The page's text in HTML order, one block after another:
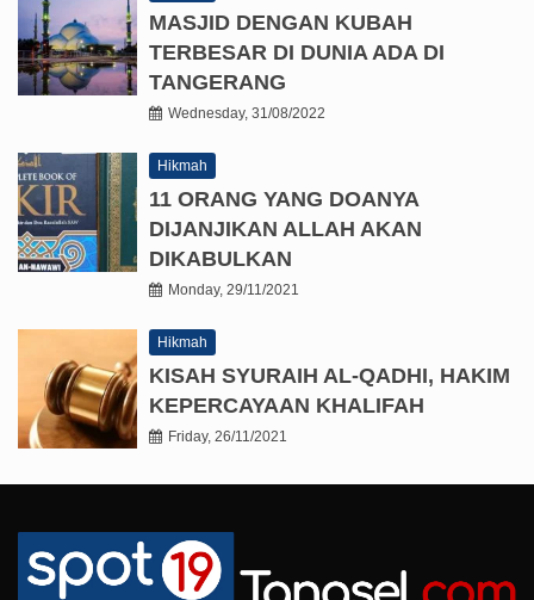
MASJID DENGAN KUBAH
TERBESAR DI DUNIA ADA DI
TANGERANG
Wednesday, 31/08/2022
Hikmah
11 ORANG YANG DOANYA
DIJANJIKAN ALLAH AKAN
DIKABULKAN
Monday, 29/11/2021
Hikmah
KISAH SYURAIH AL-QADHI, HAKIM
KEPERCAYAAN KHALIFAH
Friday, 26/11/2021